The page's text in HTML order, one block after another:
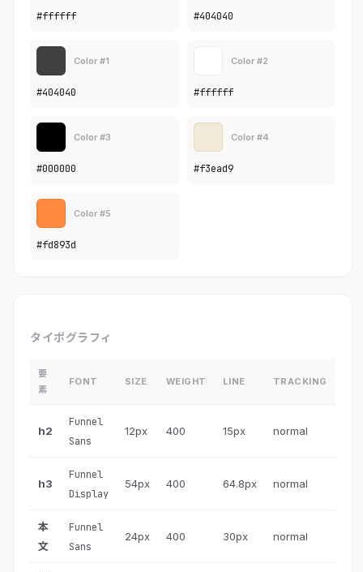
#ffffff #404040
Color #1
#404040
Color #2
#ffffff
Color #3
#000000
Color #4
#f3ead9
Color #5
#fd893d
タイポグラフィ
要
素
FONT SIZE WEIGHT LINE TRACKING
h2
Funnel
Sans
12px 400 15px normal
h3
Funnel
Display
54px 400 64.8px normal
本
文
Funnel
Sans
24px 400 30px normal